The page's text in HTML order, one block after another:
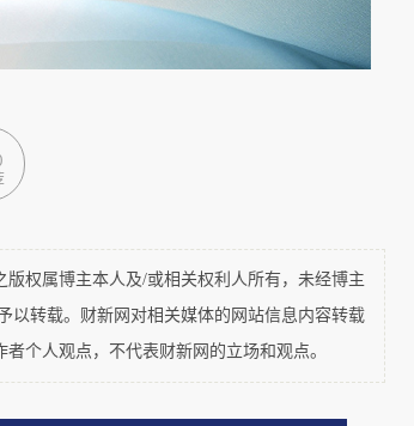
权属博主本人及/或相关权利人所有，未经博主
以转载。财新网对相关媒体的网站信息内容转载
个人观点，不代表财新网的立场和观点。